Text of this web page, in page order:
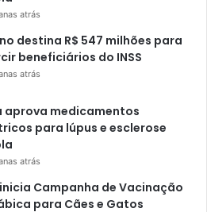
atrás
destina R$ 547 milhões para
beneficiários do INSS
atrás
aprova medicamentos
para lúpus e esclerose
atrás
Campanha de Vacinação
para Cães e Gatos